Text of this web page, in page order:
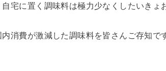
宅に置く調味料は極力少なくしたいきょ
消費が激減した調味料を皆さんご存知で